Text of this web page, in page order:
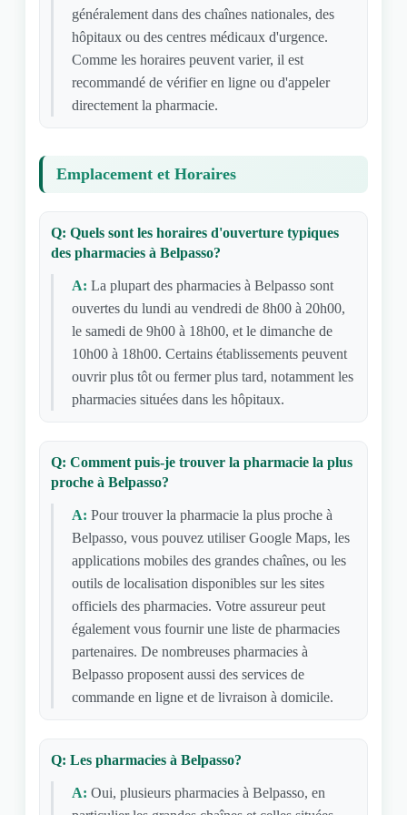
généralement dans des chaînes nationales, des
hôpitaux ou des centres médicaux d'urgence.
Comme les horaires peuvent varier, il est
recommandé de vérifier en ligne ou d'appeler
directement la pharmacie.
Emplacement et Horaires
Q: Quels sont les horaires d'ouverture typiques
des pharmacies à Belpasso?
A: La plupart des pharmacies à Belpasso sont
ouvertes du lundi au vendredi de 8h00 à 20h00,
le samedi de 9h00 à 18h00, et le dimanche de
10h00 à 18h00. Certains établissements peuvent
ouvrir plus tôt ou fermer plus tard, notamment les
pharmacies situées dans les hôpitaux.
Q: Comment puis-je trouver la pharmacie la plus
proche à Belpasso?
A: Pour trouver la pharmacie la plus proche à
Belpasso, vous pouvez utiliser Google Maps, les
applications mobiles des grandes chaînes, ou les
outils de localisation disponibles sur les sites
officiels des pharmacies. Votre assureur peut
également vous fournir une liste de pharmacies
partenaires. De nombreuses pharmacies à
Belpasso proposent aussi des services de
commande en ligne et de livraison à domicile.
Q: Les pharmacies à Belpasso?
A: Oui, plusieurs pharmacies à Belpasso, en